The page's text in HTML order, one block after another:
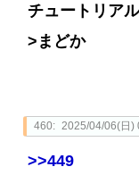
チュートリア
>まどか
460: 2025/04/06(日)
>>449